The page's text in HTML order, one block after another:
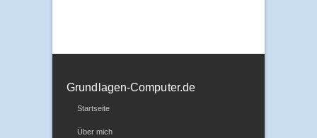
Grundlagen-Computer.de
Startseite
Über mich